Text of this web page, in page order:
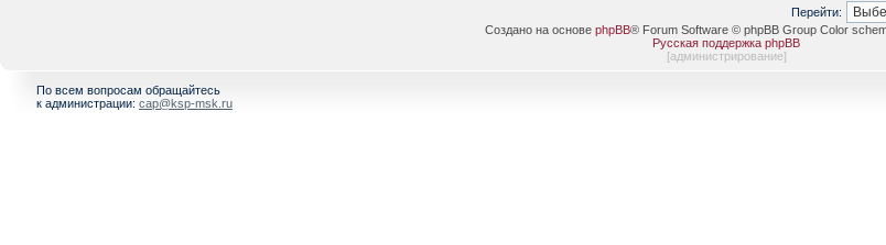
Перейти:
Создано на основе phpBB® Forum Software © phpBB Group Color
Русская поддержка phpBB
[администрирование]
По всем вопросам обращайтесь
к администрации: cap@ksp-msk.ru